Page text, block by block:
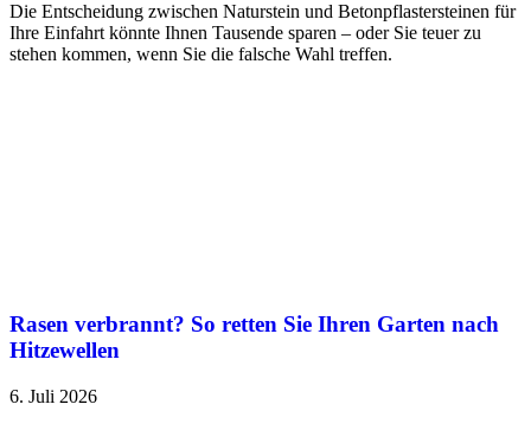
Die Entscheidung zwischen Naturstein und Betonpflastersteinen für
Ihre Einfahrt könnte Ihnen Tausende sparen – oder Sie teuer zu
stehen kommen, wenn Sie die falsche Wahl treffen.
Rasen verbrannt? So retten Sie Ihren Garten nach
Hitzewellen
6. Juli 2026